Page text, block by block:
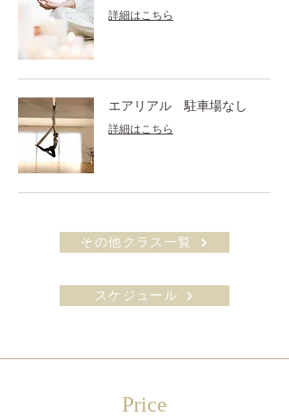
詳細はこちら
エアリアル 駐車場なし
詳細はこちら
その他クラス一覧
スケジュール
​Price